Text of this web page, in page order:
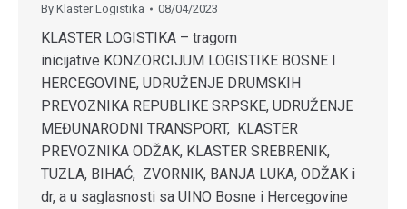
By Klaster Logistika 08/04/2023
KLASTER LOGISTIKA – tragom
inicijative KONZORCIJUM LOGISTIKE BOSNE I
HERCEGOVINE, UDRUŽENJE DRUMSKIH
PREVOZNIKA REPUBLIKE SRPSKE, UDRUŽENJE
MEĐUNARODNI TRANSPORT, KLASTER
PREVOZNIKA ODŽAK, KLASTER SREBRENIK,
TUZLA, BIHAĆ, ZVORNIK, BANJA LUKA, ODŽAK i
dr, a u saglasnosti sa UINO Bosne i Hercegovine